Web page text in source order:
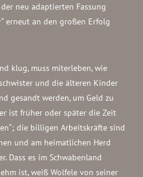
neu adaptierten Fassung
erneut an den großen Erfolg
klug, muss miterleben, wie
und die älteren Kinder
gesandt werden, um Geld zu
ist früher oder später die Zeit
die billigen Arbeitskräfte sind
und am heimatlichen Herd
Dass es im Schwabenland
ist, weiß Wolfele von seiner